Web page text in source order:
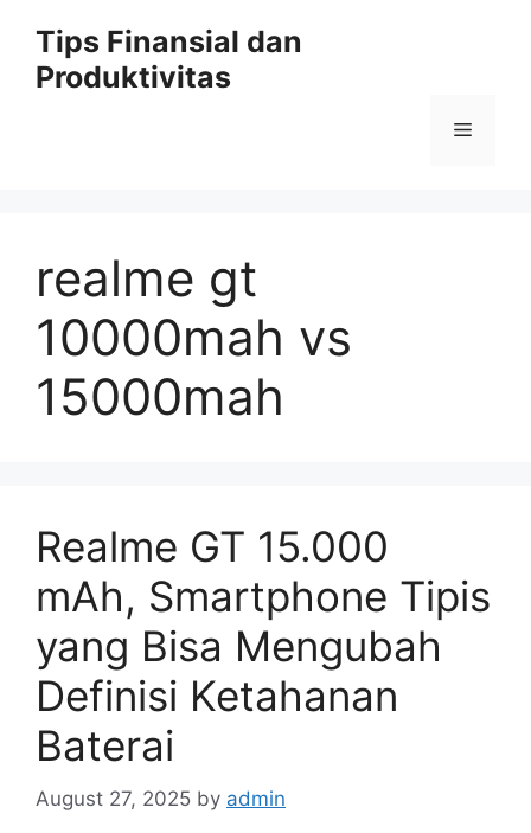
content
Tips Finansial dan
Produktivitas
Menu
realme gt
10000mah vs
15000mah
Realme GT 15.000
mAh, Smartphone Tipis
yang Bisa Mengubah
Definisi Ketahanan
Baterai
August 27, 2025 by admin